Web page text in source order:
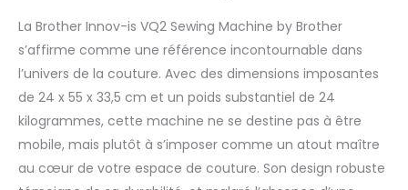
La Brother Innov-is VQ2 Sewing Machine by Brother
s’affirme comme une référence incontournable dans
l’univers de la couture. Avec des dimensions imposantes
de 24 x 55 x 33,5 cm et un poids substantiel de 24
kilogrammes, cette machine ne se destine pas à être
mobile, mais plutôt à s’imposer comme un atout maître
au cœur de votre espace de couture. Son design robuste